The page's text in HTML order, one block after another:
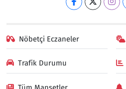
Nöbetçi Eczaneler
Trafik Durumu